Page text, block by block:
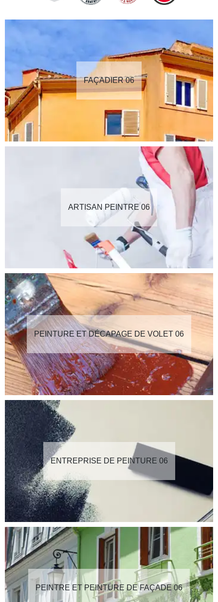
FAÇADIER 06
ARTISAN PEINTRE 06
PEINTURE ET DÉCAPAGE DE VOLET 06
ENTREPRISE DE PEINTURE 06
PEINTRE ET PEINTURE DE FAÇADE 06